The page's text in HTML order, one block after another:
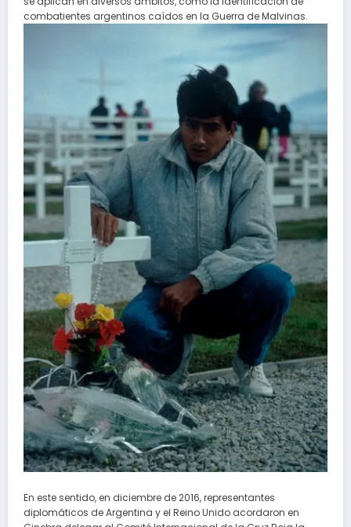
combatientes argentinos caídos en la Guerra de Malvinas.
En este sentido, en diciembre de 2016, representantes
diplomáticos de Argentina y el Reino Unido acordaron en